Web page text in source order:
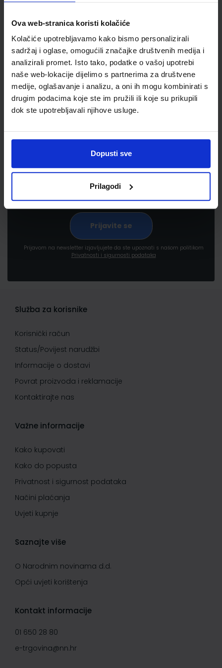
Ova web-stranica koristi kolačiće
Kolačiće upotrebljavamo kako bismo personalizirali
sadržaj i oglase, omogućili značajke društvenih medija i
analizirali promet. Isto tako, podatke o vašoj upotrebi
naše web-lokacije dijelimo s partnerima za društvene
medije, oglašavanje i analizu, a oni ih mogu kombinirati s
drugim podacima koje ste im pružili ili koje su prikupili
dok ste upotrebljavali njihove usluge.
Dopusti sve
Prilagodi
Newsletter prijava
Prijavite se kako bi primali informacije o novim
proizvodima i uslugama, akcijama i drugim
Prijavom na newsletter izjavljujete da ste upoznati s našom politikom
Privatnosti i sigurnosti podataka
Služba za korisnike
Korisnički račun
Status/Povijest narudžbi
Informacije o dostavi
Povrat proizvoda i reklamacije
Kontaktirajte nas
Važne informacije
Kako kupovati
Kako do popusta
Privatnost i sigurnost podataka
Načini plaćanja
Uvjeti kupnje
Saznajte više
O Narodnim novinama d.d.
Opći uvjeti korištenja
Kontakt informacije
01 650 28 80
e-trgovina@nn.hr